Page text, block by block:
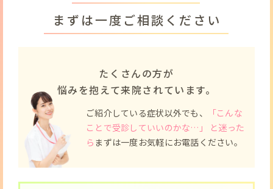
まずは一度ご相談ください
たくさんの方が
悩みを抱えて来院されています。
ご紹介している症状以外でも、
「こんな
ことで受診していいのかな…」 と迷った
ら まずは一度お気軽にお電話ください。